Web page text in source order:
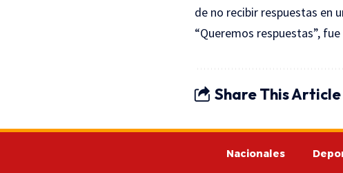
de no recibir respuestas en
“Queremos respuestas”,
Share This Article
Nacionales